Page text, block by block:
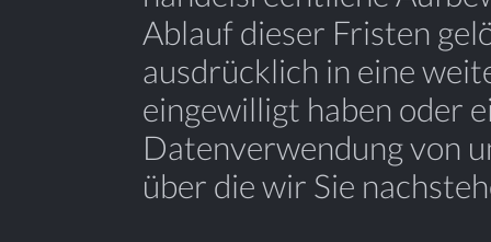
Ablauf dieser Fristen
ausdrücklich in eine
eingewilligt haben oder
Datenverwendung von
über die wir Sie